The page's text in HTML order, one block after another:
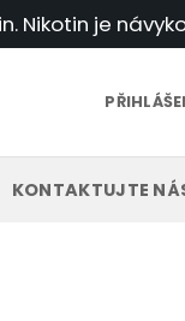
Nikotin je
KONTAKTUJTE